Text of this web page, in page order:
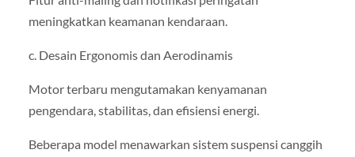
meningkatkan keamanan kendaraan.
c. Desain Ergonomis dan Aerodinamis
Motor terbaru mengutamakan kenyamanan
pengendara, stabilitas, dan efisiensi energi.
Beberapa model menawarkan sistem suspensi canggih